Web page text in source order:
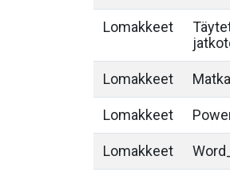
Lomakkeet
Lomakkeet
Lomakkeet
Lomakkeet